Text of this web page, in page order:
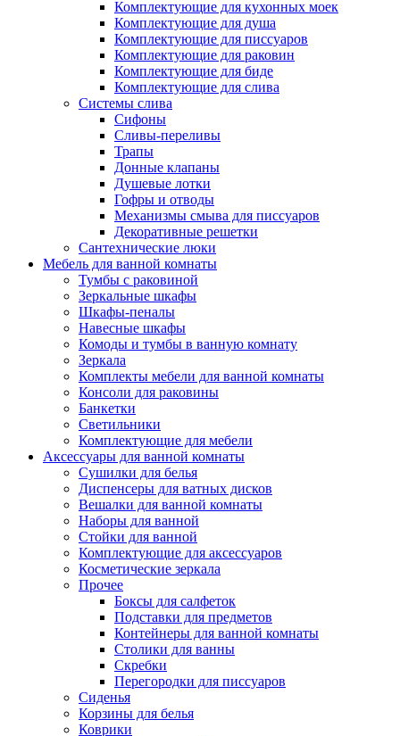
Комплектующие для кухонных моек
Комплектующие для душа
Комплектующие для писсуаров
Комплектующие для раковин
Комплектующие для биде
Комплектующие для слива
Системы слива
Сифоны
Сливы-переливы
Трапы
Донные клапаны
Душевые лотки
Гофры и отводы
Механизмы смыва для писсуаров
Декоративные решетки
Сантехнические люки
Мебель для ванной комнаты
Тумбы с раковиной
Зеркальные шкафы
Шкафы-пеналы
Навесные шкафы
Комоды и тумбы в ванную комнату
Зеркала
Комплекты мебели для ванной комнаты
Консоли для раковины
Банкетки
Светильники
Комплектующие для мебели
Аксессуары для ванной комнаты
Сушилки для белья
Диспенсеры для ватных дисков
Вешалки для ванной комнаты
Наборы для ванной
Стойки для ванной
Комплектующие для аксессуаров
Косметические зеркала
Прочее
Боксы для салфеток
Подставки для предметов
Контейнеры для ванной комнаты
Столики для ванны
Скребки
Перегородки для писсуаров
Сиденья
Корзины для белья
Коврики